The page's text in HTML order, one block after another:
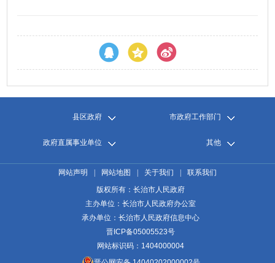
县区政府 市政府工作部门
政府直属事业单位 其他
网站声明 网站地图 关于我们
联系我们
版权所有：长治市人民政府
主办单位：长治市人民政府办公室
承办单位：长治市人民政府信息中心
晋ICP备05005523号
网站标识码：1404000004